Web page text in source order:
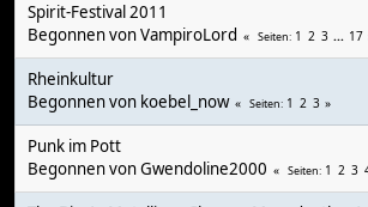
Spirit-Festival 2011
Begonnen vonVampiroLord Seiten 1 2 3 ... 17
Rheinkultur
Begonnen von koebel_now
Seiten 1 2 3
Punk im Pott
Begonnen vonGwendoline2000 Seiten 1 2 3